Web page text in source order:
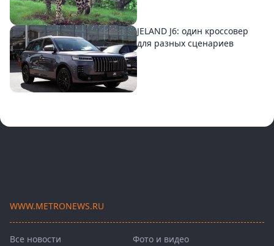
JELAND J6: один кроссовер
для разных сценариев
WWW.METRONEWS.RU
Все новости
Фото и видео